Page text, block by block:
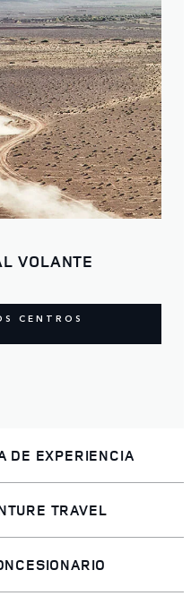
VOLANTE
CENTROS
DE EXPERIENCIA
TRAVEL